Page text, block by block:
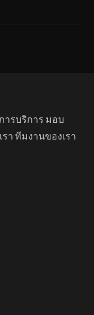
ารบริการ มอบ
า ทีมงานของเรา